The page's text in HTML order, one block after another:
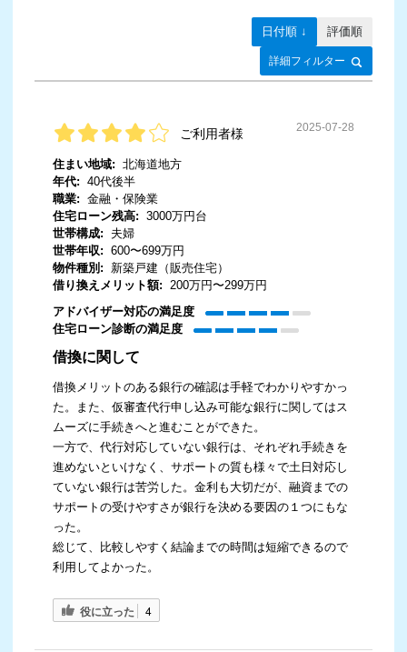
詳細フィルター
日付順 ↓ 評価順
ご利用者様 2025-07-28
住まい地域: 北海道地方
年代: 40代後半
職業: 金融・保険業
住宅ローン残高: 3000万円台
世帯構成:
夫婦
世帯年収: 600〜699万円
物件種別:
新築戸建（販売住宅）
借り換えメリット額: 200万円〜299万円
アドバイザー対応の満足度
住宅ローン診断の満足度
借換に関して
借換メリットのある銀行の確認は手軽でわかりやすかっ
た。また、仮審査代行申し込み可能な銀行に関してはス
ムーズに手続きへと進むことができた。
一方で、代行対応していない銀行は、それぞれ手続きを
進めないといけなく、サポートの質も様々で土日対応し
ていない銀行は苦労した。金利も大切だが、融資までの
サポートの受けやすさが銀行を決める要因の１つにもな
った。
総じて、比較しやすく結論までの時間は短縮できるので
利用してよかった。
役に立った 4